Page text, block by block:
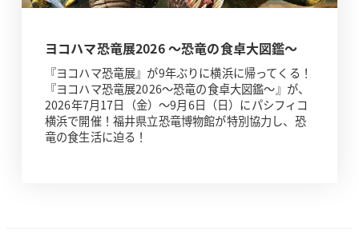
ヨコハマ恐竜展2026 ～恐竜の食卓大図鑑～
『ヨコハマ恐竜展』が9年ぶりに横浜に帰ってくる！
『ヨコハマ恐竜展2026～恐竜の食卓大図鑑～』が、
2026年7月17日（金）～9月6日（日）にパシフィコ
横浜で開催！福井県立恐竜博物館が特別協力し、恐
竜の食生活に迫る！